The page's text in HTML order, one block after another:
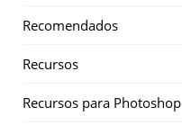
Recomendados
Recursos
Recursos para Photoshop